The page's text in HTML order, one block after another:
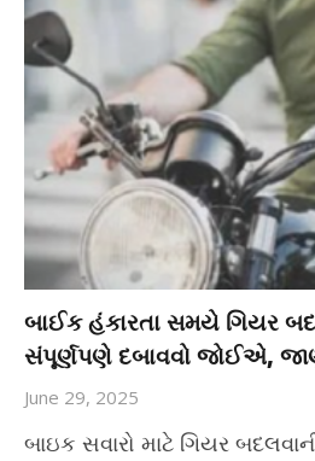
બાઈક હંકારતા સમયે ગિયર
સંપૂર્ણપણે દબાવવો જોઈએ,
June 29, 2025
બાઇક સવારો માટે ગિયર